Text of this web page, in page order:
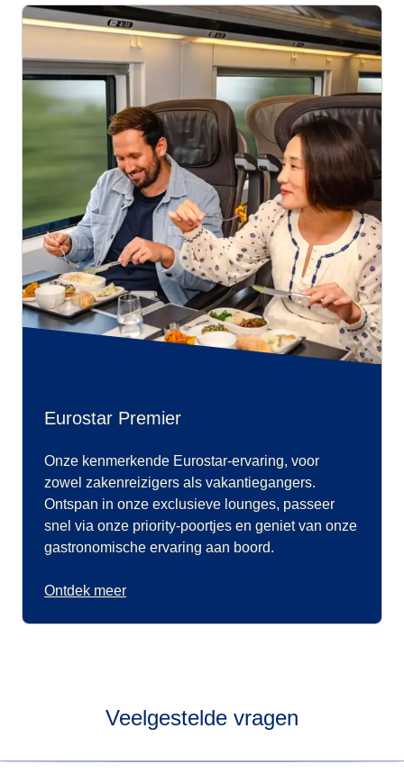
Eurostar Premier
Onze kenmerkende Eurostar-ervaring, voor
zowel zakenreizigers als vakantiegangers.
Ontspan in onze exclusieve lounges, passeer
snel via onze priority-poortjes en geniet van onze
gastronomische ervaring aan boord.
Ontdek meer
Veelgestelde vragen